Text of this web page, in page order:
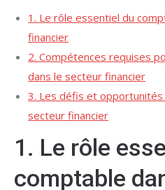
1. Le rôle essentiel du
financier
2. Compétences requises
dans le secteur financier
3. Les défis et
secteur financier
1. Le rôle
comptable